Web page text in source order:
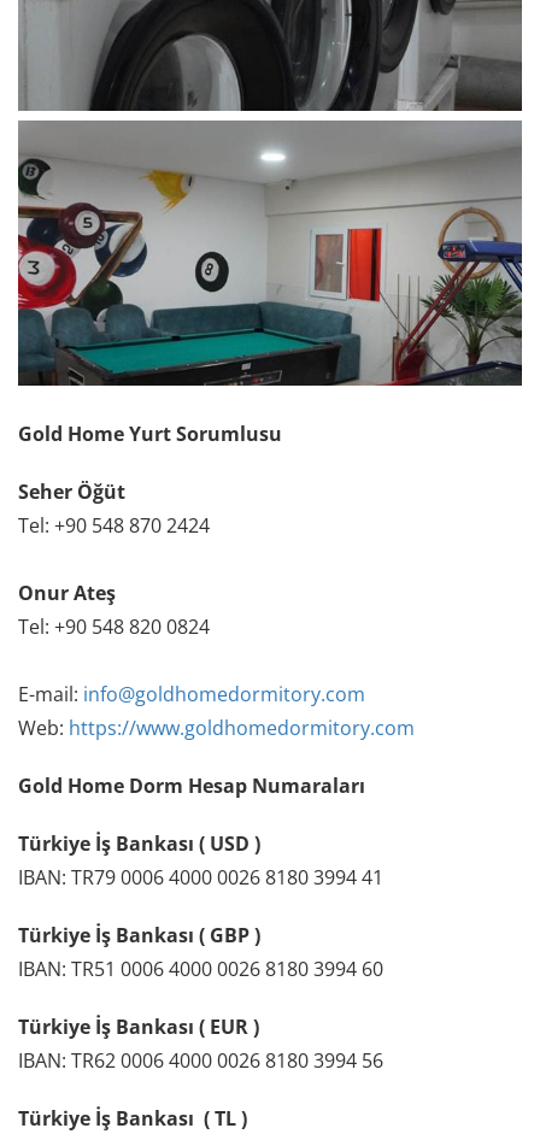
Gold Home Yurt Sorumlusu
Seher Öğüt
Tel: +90 548 870 2424
Onur Ateş
Tel: +90 548 820 0824
E-mail: info@goldhomedormitory.com
Web: https://www.goldhomedormitory.com
Gold Home Dorm Hesap Numaraları
Türkiye İş Bankası ( USD )
IBAN: TR79 0006 4000 0026 8180 3994 41
Türkiye İş Bankası ( GBP )
IBAN: TR51 0006 4000 0026 8180 3994 60
Türkiye İş Bankası ( EUR )
IBAN: TR62 0006 4000 0026 8180 3994 56
Türkiye İş Bankası ( TL )